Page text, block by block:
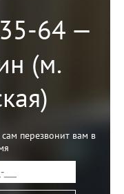
64 —
(м.
перезвонит вам в